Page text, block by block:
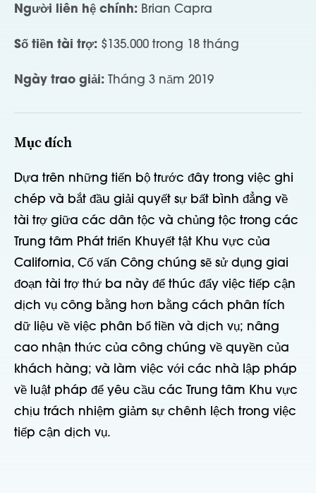
Người liên hệ chính: Brian Capra
Số tiền tài trợ: $135.000 trong 18 tháng
Ngày trao giải: Tháng 3 năm 2019
Mục đích
Dựa trên những tiến bộ trước đây trong việc ghi
chép và bắt đầu giải quyết sự bất bình đẳng về
tài trợ giữa các dân tộc và chủng tộc trong các
Trung tâm Phát triển Khuyết tật Khu vực của
California, Cố vấn Công chúng sẽ sử dụng giai
đoạn tài trợ thứ ba này để thúc đẩy việc tiếp cận
dịch vụ công bằng hơn bằng cách phân tích
dữ liệu về việc phân bổ tiền và dịch vụ; nâng
cao nhận thức của công chúng về quyền của
khách hàng; và làm việc với các nhà lập pháp
về luật pháp để yêu cầu các Trung tâm Khu vực
chịu trách nhiệm giảm sự chênh lệch trong việc
tiếp cận dịch vụ.